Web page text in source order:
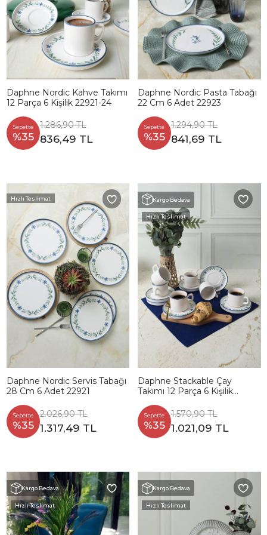
Daphne Nordic Kahve Takımı
12 Parça 6 Kişilik 22921-24
Sepette
%35
1.286,90 TL
836,49 TL
Daphne Nordic Pasta Tabağı
22 Cm 6 Adet 22923
Sepette
%35
1.294,90 TL
841,69 TL
Hızlı Teslimat
Daphne Nordic Servis Tabağı
28 Cm 6 Adet 22921
Sepette
%35
2.026,90 TL
1.317,49 TL
Kargo Bedava
Hızlı Teslimat
Daphne Stackable Çay
Takımı 12 Parça 6 Kişilik
Sepette
%35
1.570,90 TL
1.021,09 TL
Kargo Bedava
Hızlı Teslimat
Kargo Bedava
Hızlı Teslimat